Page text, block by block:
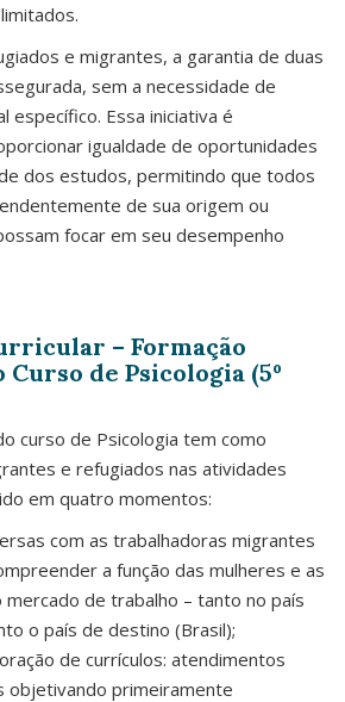
e migrantes, a garantia de duas
sem a necessidade de
específico. Essa iniciativa é
igualdade de oportunidades
dos estudos, permitindo que todos
de sua origem ou
focar em seu desempenho
– Formação
de Psicologia (5º
curso de Psicologia tem como
e refugiados nas atividades
em quatro momentos:
com as trabalhadoras migrantes
a função das mulheres e as
mercado de trabalho – tanto no país
o país de destino (Brasil);
de currículos: atendimentos
objetivando primeiramente